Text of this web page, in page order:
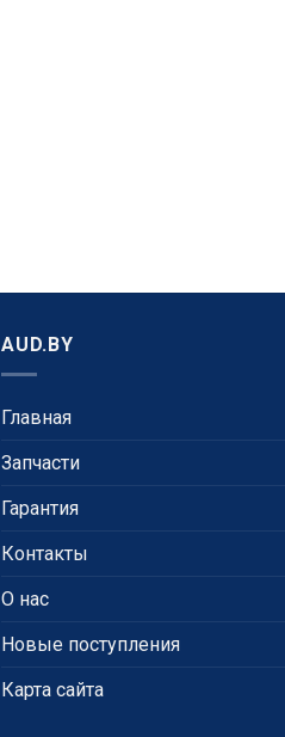
AUD.BY
Главная
Запчасти
Гарантия
Контакты
О нас
Новые поступления
Карта сайта